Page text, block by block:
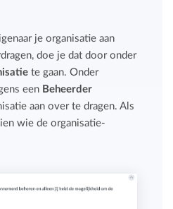
je organisatie aan
doe je dat door onder
te gaan. Onder
een Beheerder
aan over te dragen. Als
wie de organisatie-